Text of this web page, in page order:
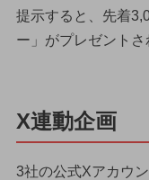
提示すると、先着
ー」がプレゼントさ
X連動企画
3社の公式Xアカウ